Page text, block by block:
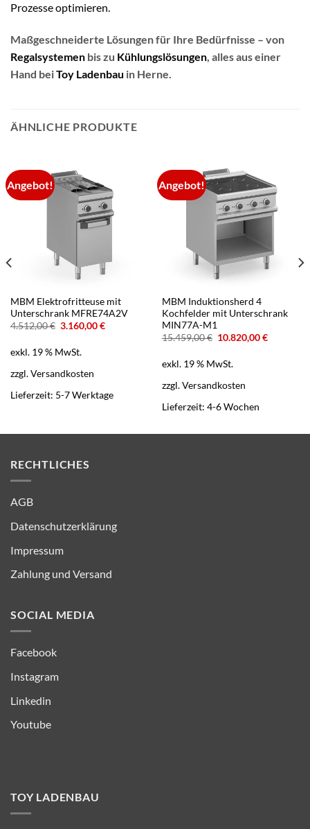
Prozesse optimieren.
Maßgeschneiderte Lösungen für Ihre Bedürfnisse – von
Regalsystemen bis zu Kühlungslösungen, alles aus einer
Hand beiToy Ladenbau in Herne.
ÄHNLICHE PRODUKTE
Angebot!
MBM Elektrofritteuse mit
Unterschrank MFRE74A2V
4.512,00€ Ursprünglicher
4.512,00 €
3.160,00€Aktueller
exkl. 19 % MwSt.
zzgl.Versandkosten
Lieferzeit: 5-7 Werktage
Angebot!
MBM Induktionsherd 4
Kochfelder mit Unterschrank
MIN77A-M1
15.459,00€ Ursprünglicher
15.459,00 €
10.820,00€Aktueller
exkl. 19 % MwSt.
zzgl.Versandkosten
Lieferzeit: 4-6 Wochen
RECHTLICHES
AGB
Datenschutzerklärung
Impressum
Zahlung und Versand
SOCIAL MEDIA
Facebook
Instagram
Linkedin
Youtube
TOY LADENBAU